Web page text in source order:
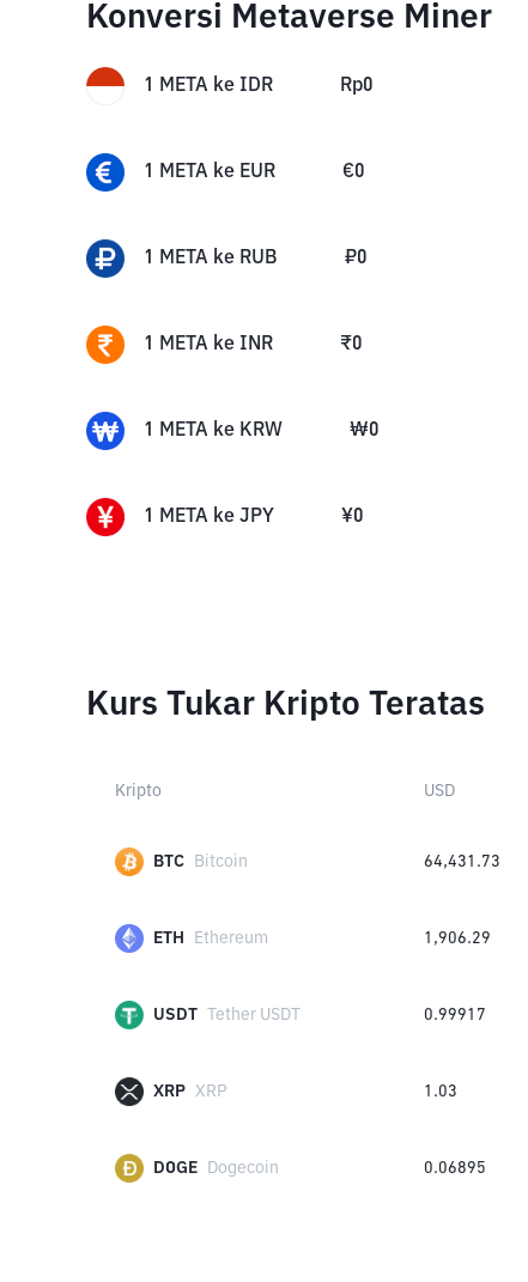
Konversi Metaverse Miner
1 META ke IDR Rp0
1 META ke EUR €0
1 META ke RUB ₽0
1 META ke INR ₹0
1 META ke KRW ₩0
1 META ke JPY ¥0
Kurs Tukar Kripto Teratas
Kripto USD
BTC Bitcoin 64,431.73
ETH Ethereum 1,906.29
USDT Tether USDT 0.99917
XRP XRP 1.03
DOGE Dogecoin 0.06895